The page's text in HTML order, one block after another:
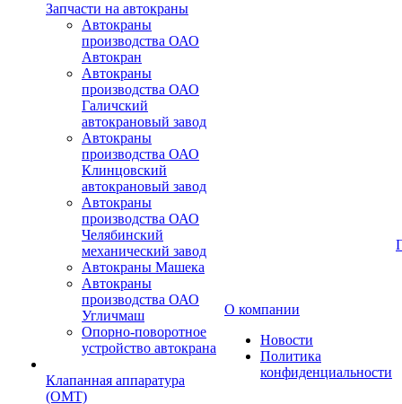
Запчасти на автокраны
Автокраны
производства ОАО
Автокран
Автокраны
производства ОАО
Галичский
автокрановый завод
Автокраны
производства ОАО
Клинцовский
автокрановый завод
Автокраны
производства ОАО
Челябинский
механический завод
Автокраны Машека
Автокраны
производства ОАО
Угличмаш
Опорно-поворотное
устройство автокрана
Клапанная аппаратура
(OMT)
О компании
Новости
Политика
конфиденциальности